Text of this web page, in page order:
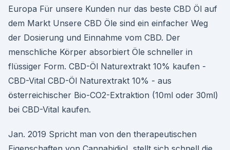
Europa Für unsere Kunden nur das beste CBD Öl auf
dem Markt Unsere CBD Öle sind ein einfacher Weg
der Dosierung und Einnahme vom CBD. Der
menschliche Körper absorbiert Öle schneller in
flüssiger Form. CBD-Öl Naturextrakt 10% kaufen -
CBD-Vital CBD-Öl Naturextrakt 10% - aus
österreichischer Bio-CO2-Extraktion (10ml oder 30ml)
bei CBD-Vital kaufen.
Jan. 2019 Spricht man von den therapeutischen